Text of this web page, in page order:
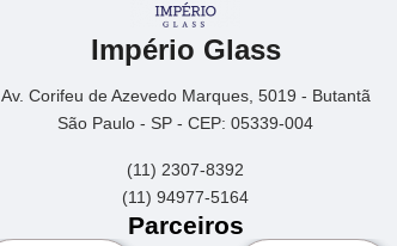
Império Glass
Av. Corifeu de Azevedo Marques, 5019 - Butantã
São Paulo - SP - CEP: 05339-004
(11) 2307-8392
(11) 94977-5164
Parceiros